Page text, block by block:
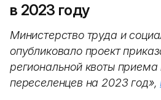
в 2023 году
Министерство труда и
опубликовало проект
региональной квоты
переселенцев на 2023 год»,